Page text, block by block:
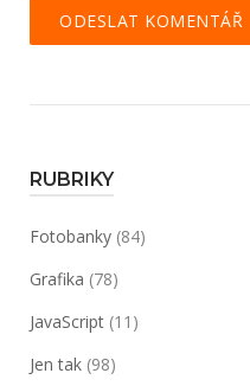
RUBRIKY
Fotobanky (84)
Grafika (78)
JavaScript (11)
Jen tak (98)